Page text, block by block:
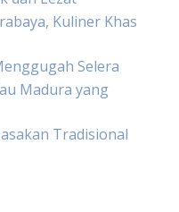
Kuliner Khas
Selera
Madura yang
Tradisional